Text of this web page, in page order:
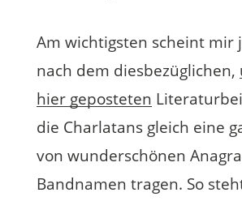
Am wichtigsten scheint mir
nach dem diesbezüglichen,
hier geposteten
die Charlatans gleich eine
von wunderschönen
Bandnamen tragen. So